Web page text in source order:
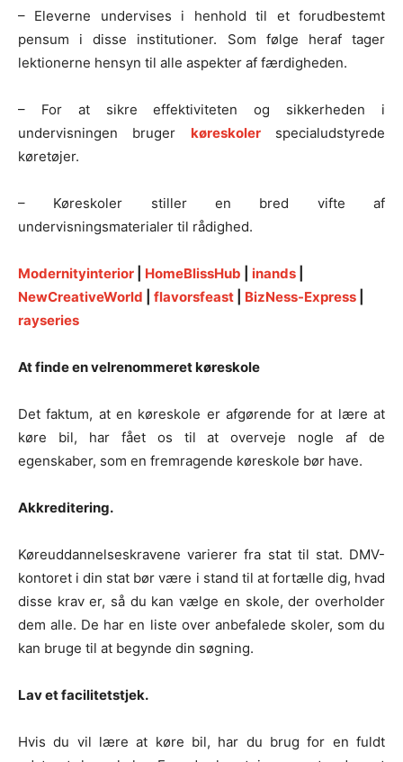
– Eleverne undervises i henhold til et forudbestemt
pensum i disse institutioner. Som følge heraf tager
lektionerne hensyn til alle aspekter af færdigheden.
– For at sikre effektiviteten og sikkerheden i
undervisningen bruger køreskolerspecialudstyrede
køretøjer.
– Køreskoler stiller en bred vifte af
undervisningsmaterialer til rådighed.
Modernityinterior HomeBlissHub inands
NewCreativeWorld
flavorsfeast BizNess-Express
rayseries
At finde en velrenommeret køreskole
Det faktum, at en køreskole er afgørende for at lære at
køre bil, har fået os til at overveje nogle af de
egenskaber, som en fremragende køreskole bør have.
Akkreditering.
Køreuddannelseskravene varierer fra stat til stat. DMV-
kontoret i din stat bør være i stand til at fortælle dig, hvad
disse krav er, så du kan vælge en skole, der overholder
dem alle. De har en liste over anbefalede skoler, som du
kan bruge til at begynde din søgning.
Lav et facilitetstjek.
Hvis du vil lære at køre bil, har du brug for en fuldt